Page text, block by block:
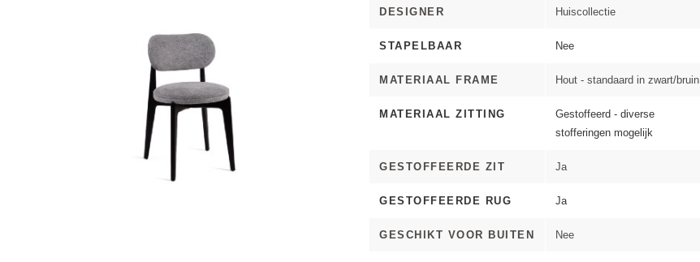
DESIGNER Huiscollectie
STAPELBAAR Nee
MATERIAAL FRAME Hout - standaard in zwart/bruin
MATERIAAL ZITTING
Gestoffeerd - diverse
stofferingen mogelijk
GESTOFFEERDE ZIT Ja
GESTOFFEERDE RUG Ja
GESCHIKT VOOR BUITEN Nee